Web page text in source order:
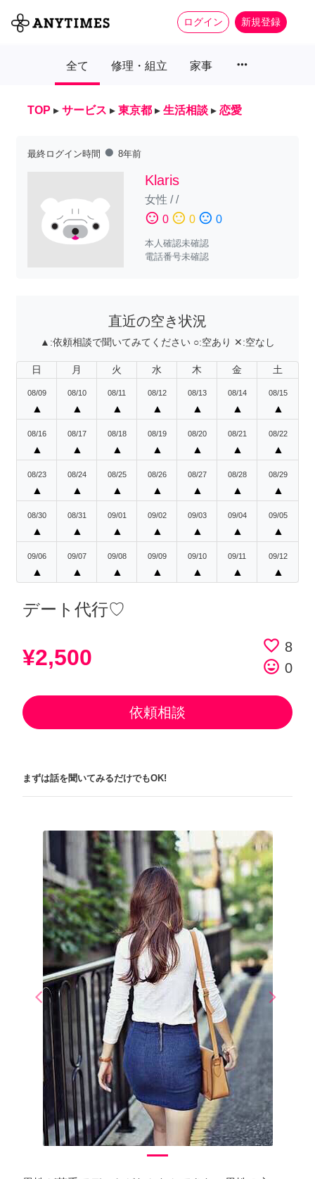
ログイン 新規登録
全て 修理・組立 家事 more_horiz
TOP ▸ サービス ▸ 東京都 ▸ 生活相談 ▸ 恋愛
最終ログイン時間 fiber_manual_record 8年前
Klaris
女性 //
sentiment_satisfied 0 sentiment_neutral 0 sentiment_dissatisfied 0
本人確認未確認
電話番号未確認
直近の空き状況
▲:依頼相談で聞いてみてください ○:空あり ✕:空なし
日 月 火 水 木 金 土
08/09
▲
08/10
▲
08/11
▲
08/12
▲
08/13
▲
08/14
▲
08/15
▲
08/16
▲
08/17
▲
08/18
▲
08/19
▲
08/20
▲
08/21
▲
08/22
▲
08/23
▲
08/24
▲
08/25
▲
08/26
▲
08/27
▲
08/28
▲
08/29
▲
08/30
▲
08/31
▲
09/01
▲
09/02
▲
09/03
▲
09/04
▲
09/05
▲
09/06
▲
09/07
▲
09/08
▲
09/09
▲
09/10
▲
09/11
▲
09/12
▲
デート代行♡
¥2,500 favorite_border 8
tag_faces 0
依頼相談
まずは話を聞いてみるだけでもOK!
arrow_back_iosPrevious arrow_forward_iosNext